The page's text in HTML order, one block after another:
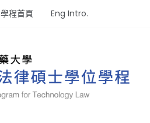
學程首頁 Eng Intro.